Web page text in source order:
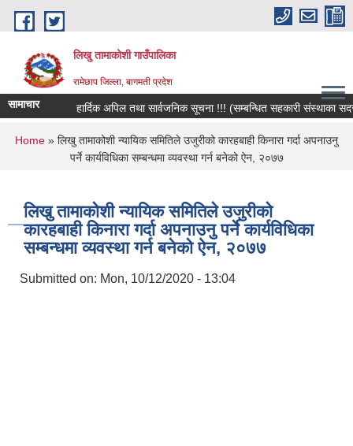
Skip to main content
लिखु तामाकोशी गाउँपालिका
रामेछाप जिल्ला, बागमती प्रदेश
सामाचार हार्दिक अपिल तथा सार्वजनिक सूचना !!! (सम्बन्धित सहकारी संस्थाका
You are here
Home » लिखु तामाकोशी न्यायिक समितिले उजुरीको कारहबाही किनारा गर्दा अपनाउनु
पर्ने कार्यविधिका सम्बन्धमा व्यवस्था गर्न बनेको ऐन, २०७७
लिखु तामाकोशी न्यायिक समितिले उजुरीको
कारहबाही किनारा गर्दा अपनाउनु पर्ने कार्यविधिका
सम्बन्धमा व्यवस्था गर्न बनेको ऐन, २०७७
Submitted on: Mon, 10/12/2020 - 13:04